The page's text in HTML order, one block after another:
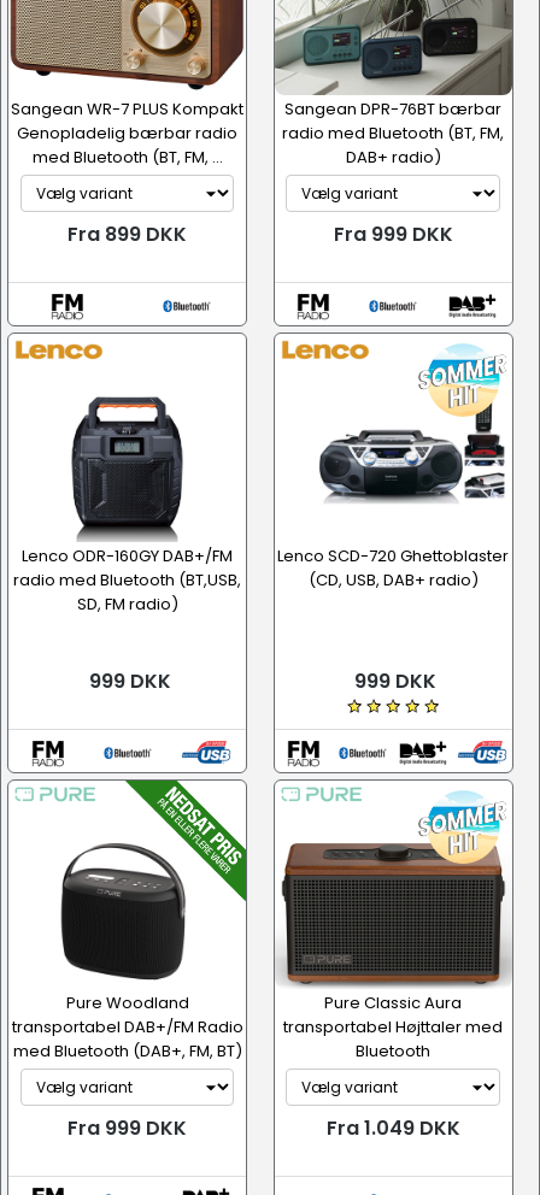
Sangean WR-7 PLUS Kompakt
Genopladelig bærbar radio
med Bluetooth (BT, FM, ...
Fra 899 DKK
Sangean DPR-76BT bærbar
radio med Bluetooth (BT, FM,
DAB+ radio)
Fra 999 DKK
Lenco ODR-160GY DAB+/FM
radio med Bluetooth (BT,USB,
SD, FM radio)
999 DKK
Lenco SCD-720 Ghettoblaster
(CD, USB, DAB+ radio)
999 DKK
Pure Woodland
transportabel DAB+/FM Radio
med Bluetooth (DAB+, FM, BT)
Fra 999 DKK
Pure Classic Aura
transportabel Højttaler med
Bluetooth
Fra 1.049 DKK